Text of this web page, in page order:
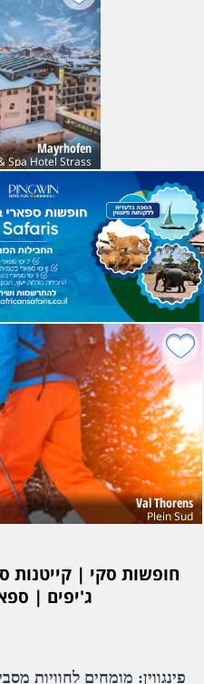
Mayrhofen
Val Thorens
Plein Sud
חופשות סקי | קייטנות
ג'יפים |
פינגווין: מומחים לחוויות